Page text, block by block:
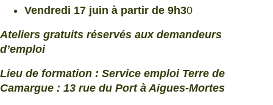
Vendredi 17 juin à partir de 9h30
Ateliers gratuits réservés aux demandeurs
d’emploi
Lieu de formation : Service emploi Terre de
Camargue : 13 rue du Port à Aigues-Mortes